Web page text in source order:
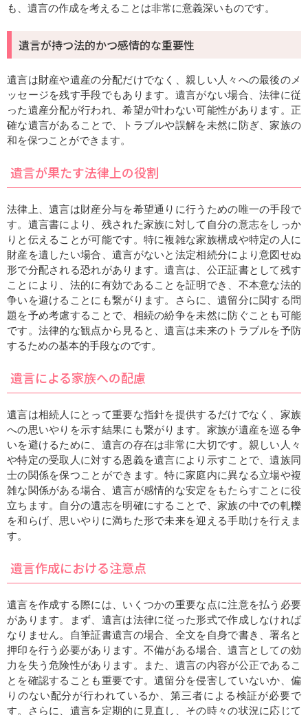
も、遺言の作成を考えることは非常に意義深いものです。
遺言が持つ法的かつ感情的な重要性
遺言は財産や遺産の分配だけでなく、親しい人々への最後のメ
ッセージを残す手段でもあります。遺言がない場合、法律に従
った遺産分配が行われ、希望が叶わない可能性があります。正
確な遺言があることで、トラブルや誤解を未然に防ぎ、家族の
和を保つことができます。
遺言が果たす法律上の役割
法律上、遺言は財産分与を希望通りに行うための唯一の手段で
す。遺言書により、残された家族に対して自分の意志をしっか
りと伝えることが可能です。特に複雑な家族構成や特定の人に
財産を遺したい場合、遺言がないと法定相続分により意図せぬ
形で分配される恐れがあります。遺言は、公正証書として残す
ことにより、法的に有効であることを証明でき、不本意な法的
争いを避けることにも繋がります。さらに、遺留分に関する問
題を予め考慮することで、相続の紛争を未然に防ぐことも可能
です。法律的な観点から見ると、遺言は未来のトラブルを予防
するための基本的手段なのです。
遺言による家族への配慮
遺言は相続人にとって重要な指針を提供するだけでなく、家族
への思いやりを示す結果にも繋がります。家族が遺産を巡る争
いを避けるために、遺言の存在は非常に大切です。親しい人々
や特定の受取人に対する恩義を遺言により示すことで、遺族同
士の関係を保つことができます。特に家庭内に異なる立場や複
雑な関係がある場合、遺言が感情的な安定をもたらすことに役
立ちます。自分の遺志を明確にすることで、家族の中での軋轢
を和らげ、思いやりに満ちた形で未来を迎える手助けを行えま
す。
遺言作成における注意点
遺言を作成する際には、いくつかの重要な点に注意を払う必要
があります。まず、遺言は法律に従った形式で作成しなければ
なりません。自筆証書遺言の場合、全文を自身で書き、署名と
押印を行う必要があります。不備がある場合、遺言としての効
力を失う危険性があります。また、遺言の内容が公正であるこ
とを確認することも重要です。遺留分を侵害していないか、偏
りのない配分が行われているか、第三者による検証が必要で
す。さらに、遺言を定期的に見直し、その時々の状況に応じて